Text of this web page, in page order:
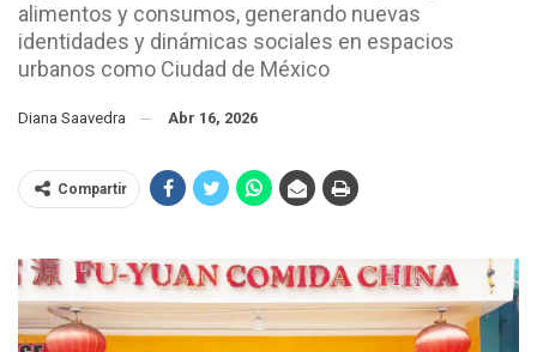
alimentos y consumos, generando nuevas
identidades y dinámicas sociales en espacios
urbanos como Ciudad de México
Diana Saavedra Abr 16, 2026
Compartir